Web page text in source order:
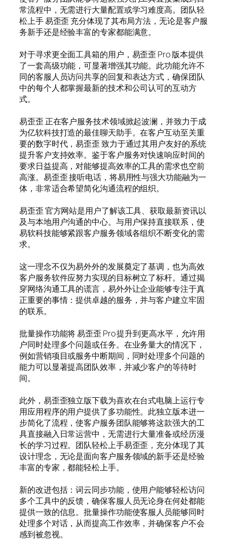
常流程中，无需进行大量配置或学习难度高。团队轻
松上手 易歪歪 充分体现了其布局方法，无论是客户服
务新手还是经验丰富的专家都能满意。
对于寻求更全面工具箱的用户，易歪歪 Pro 版本提供
了一套高级功能，可显著增强其功能。此功能允许不
同的客服人员访问共享的回复和表达方式，确保团队
中的每个人都掌握最新的技术和公司认可的互动方
式。
易歪歪 正在客户服务技术领域掀起波澜，并致力于成
为亿软科技打造的最佳聊天助手。在客户互动至关重
要的数字时代，易歪歪 致力于通过其用户友好的系统
提升客户支持效率。鉴于客户服务对快速响应时间的
要求日益提高，对能够提高效率的工具的需求也空前
高涨。易歪歪 接听电话，将易用性与强大功能融为一
体，非常适合希望简化沟通流程的组织。
易歪歪 官方网站是用户了解该工具、获取最新资讯以
及与本地用户沟通的中心。与用户保持直接联系，使
易软科技能够紧跟客户服务领域各组织不断变化的需
求。
这一理念不仅为易外外的发展奠定了基调，也为高效
客户服务软件应努力实现的目标树立了标杆。通过揭
穿网络沟通工具的谎言，易外外让企业能够专注于真
正重要的事情：提供卓越的服务，并与客户建立牢固
的联系。
批量操作功能将 易歪歪 Pro 提升到更高水平，允许用
户同时处理多个问题或任务。在业务量大的情况下，
例如营销项目或服务中断期间，同时处理多个问题的
能力可以显著提高团队效率，并减少客户的等待时
间。
此外，易歪歪独立版下载为喜欢在台式电脑上运行专
用应用程序的用户提供了多功能性。此独立版本进一
步简化了流程，使客户服务团队能够将这款强大的工
具直接融入日常运营中，无需进行大量准备或经历漫
长的学习过程。团队轻松上手易歪歪，充分体现了其
设计理念，无论是面向客户服务领域的新手还是经验
丰富的专家，都能轻松上手。
新的改进包括：词云同步功能，使用户能够轻松访问
多个工具中的反馈，确保客服人员无论身在何处都能
提供一致的信息。批量操作功能使客服人员能够同时
处理多个对话，从而提高工作效率，并确保客户不会
感到被忽视。